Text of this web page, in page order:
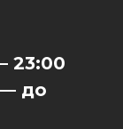
23:00
— до